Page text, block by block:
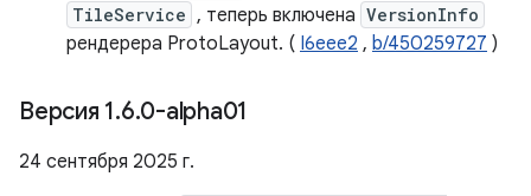
TileService , теперь включена VersionInfo
рендерера ProtoLayout. ( I6eee2 , b/450259727 )
Версия 1.6.0-alpha01
24 сентября 2025 г.